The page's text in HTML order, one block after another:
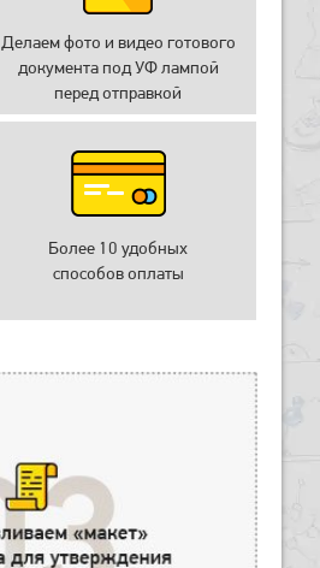
Делаем фото и видео готового
документа под УФ лампой
перед отправкой
Более 10 удобных
способов оплаты